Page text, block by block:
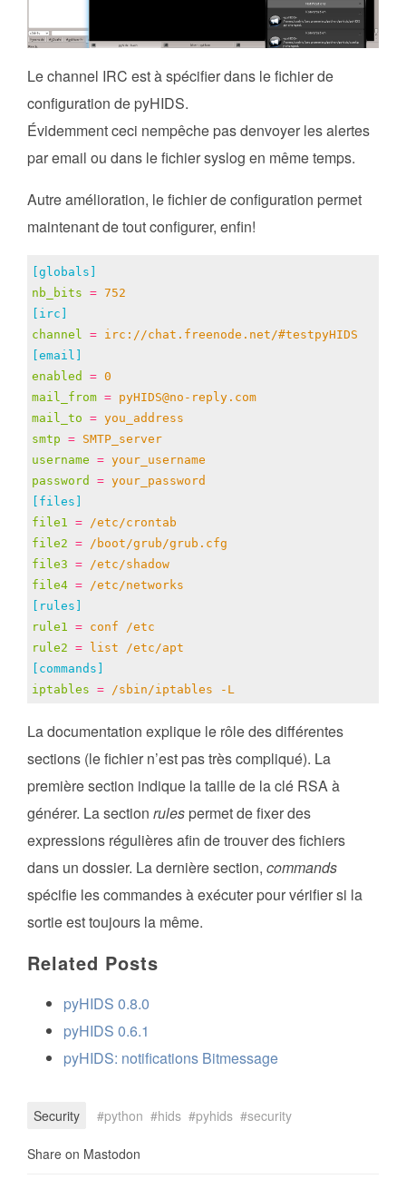
Le channel IRC est à spécifier dans le fichier de
configuration de pyHIDS.
Évidemment ceci nempêche pas denvoyer les alertes
par email ou dans le fichier syslog en même temps.
Autre amélioration, le fichier de configuration permet
maintenant de tout configurer, enfin!
[globals]
nb_bits = 752
[irc]
channel = irc://chat.freenode.net/#testpyHIDS
[email]
enabled
= 0
mail_from = pyHIDS@no-reply.com
mail_to = you_address
smtp = SMTP_server
username = your_username
password
= your_password
[files]
file1 = /etc/crontab
file2 = /boot/grub/grub.cfg
file3 = /etc/shadow
file4 = /etc/networks
[rules]
rule1 = conf /etc
rule2 =
list /etc/apt
[commands]
iptables = /sbin/iptables -L
La documentation explique le rôle des différentes
sections (le fichier n’est pas très compliqué). La
première section indique la taille de la clé RSA à
générer. La section rules permet de fixer des
expressions régulières afin de trouver des fichiers
dans un dossier. La dernière section, commands
spécifie les commandes à exécuter pour vérifier si la
sortie est toujours la même.
Related Posts
pyHIDS 0.8.0
pyHIDS 0.6.1
pyHIDS: notifications Bitmessage
Security python hids pyhids security
Share on Mastodon